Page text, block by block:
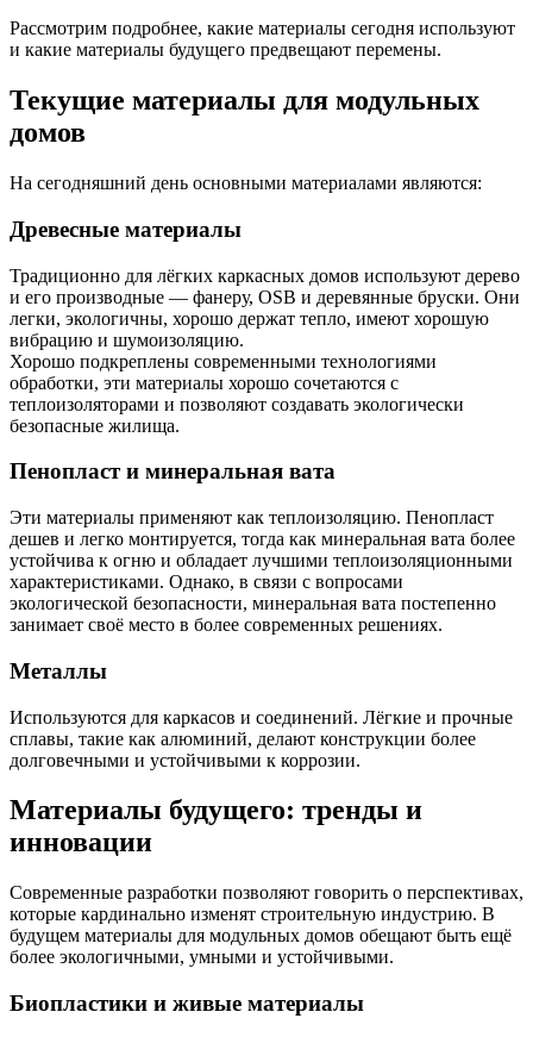
Рассмотрим подробнее, какие материалы сегодня используют
и какие материалы будущего предвещают перемены.
Текущие материалы для модульных
домов
На сегодняшний день основными материалами являются:
Древесные материалы
Традиционно для лёгких каркасных домов используют дерево
и его производные — фанеру, OSB и деревянные бруски. Они
легки, экологичны, хорошо держат тепло, имеют хорошую
вибрацию и шумоизоляцию.
Хорошо подкреплены современными технологиями
обработки, эти материалы хорошо сочетаются с
теплоизоляторами и позволяют создавать экологически
безопасные жилища.
Пенопласт и минеральная вата
Эти материалы применяют как теплоизоляцию. Пенопласт
дешев и легко монтируется, тогда как минеральная вата более
устойчива к огню и обладает лучшими теплоизоляционными
характеристиками. Однако, в связи с вопросами
экологической безопасности, минеральная вата постепенно
занимает своё место в более современных решениях.
Металлы
Используются для каркасов и соединений. Лёгкие и прочные
сплавы, такие как алюминий, делают конструкции более
долговечными и устойчивыми к коррозии.
Материалы будущего: тренды и
инновации
Современные разработки позволяют говорить о перспективах,
которые кардинально изменят строительную индустрию. В
будущем материалы для модульных домов обещают быть ещё
более экологичными, умными и устойчивыми.
Биопластики и живые материалы